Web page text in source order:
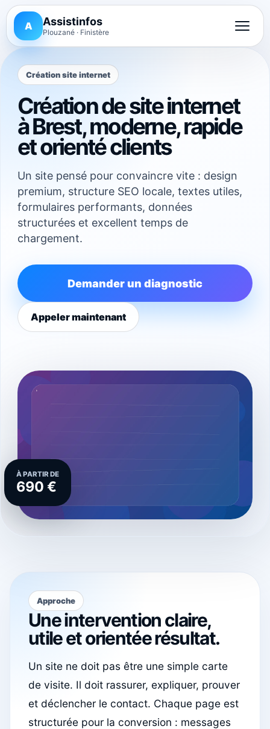
A Assistinfos
Plouzané · Finistère
Création site internet
Création de site internet
à Brest, moderne, rapide
et orienté clients
Un site pensé pour convaincre vite : design
premium, structure SEO locale, textes utiles,
formulaires performants, données
structurées et excellent temps de
chargement.
Demander un diagnostic
Appeler maintenant
À PARTIR DE
690 €
Approche
Une intervention claire,
utile et orientée résultat.
Un site ne doit pas être une simple carte
de visite. Il doit rassurer, expliquer, prouver
et déclencher le contact. Chaque page est
structurée pour la conversion : messages